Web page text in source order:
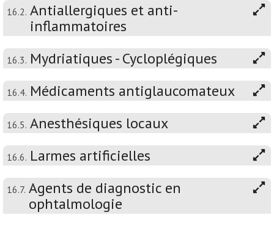
16.2. Antiallergiques et anti-
inflammatoires
16.3. Mydriatiques - Cycloplégiques
16.4. Médicaments antiglaucomateux
16.5. Anesthésiques locaux
16.6. Larmes artificielles
16.7. Agents de diagnostic en
ophtalmologie